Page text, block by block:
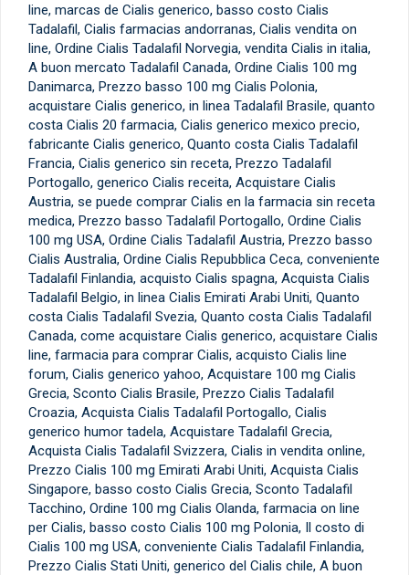
line, marcas de Cialis generico, basso costo Cialis
Tadalafil, Cialis farmacias andorranas, Cialis vendita on
line, Ordine Cialis Tadalafil Norvegia, vendita Cialis in italia,
A buon mercato Tadalafil Canada, Ordine Cialis 100 mg
Danimarca, Prezzo basso 100 mg Cialis Polonia,
acquistare Cialis generico, in linea Tadalafil Brasile, quanto
costa Cialis 20 farmacia, Cialis generico mexico precio,
fabricante Cialis generico, Quanto costa Cialis Tadalafil
Francia, Cialis generico sin receta, Prezzo Tadalafil
Portogallo, generico Cialis receita, Acquistare Cialis
Austria, se puede comprar Cialis en la farmacia sin receta
medica, Prezzo basso Tadalafil Portogallo, Ordine Cialis
100 mg USA, Ordine Cialis Tadalafil Austria, Prezzo basso
Cialis Australia, Ordine Cialis Repubblica Ceca, conveniente
Tadalafil Finlandia, acquisto Cialis spagna, Acquista Cialis
Tadalafil Belgio, in linea Cialis Emirati Arabi Uniti, Quanto
costa Cialis Tadalafil Svezia, Quanto costa Cialis Tadalafil
Canada, come acquistare Cialis generico, acquistare Cialis
line, farmacia para comprar Cialis, acquisto Cialis line
forum, Cialis generico yahoo, Acquistare 100 mg Cialis
Grecia, Sconto Cialis Brasile, Prezzo Cialis Tadalafil
Croazia, Acquista Cialis Tadalafil Portogallo, Cialis
generico humor tadela, Acquistare Tadalafil Grecia,
Acquista Cialis Tadalafil Svizzera, Cialis in vendita online,
Prezzo Cialis 100 mg Emirati Arabi Uniti, Acquista Cialis
Singapore, basso costo Cialis Grecia, Sconto Tadalafil
Tacchino, Ordine 100 mg Cialis Olanda, farmacia on line
per Cialis, basso costo Cialis 100 mg Polonia, Il costo di
Cialis 100 mg USA, conveniente Cialis Tadalafil Finlandia,
Prezzo Cialis Stati Uniti, generico del Cialis chile, A buon